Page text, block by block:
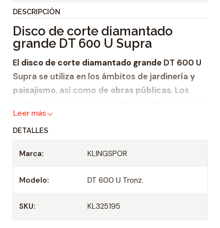
i
d
a
d
DESCRIPCIÓN
Disco de corte diamantado
grande DT 600 U Supra
El disco de corte diamantado grandeDT 600 U
Supra se utiliza en los ámbitos de jardinería y
paisajismo, así como de obras públicas. Los
tan potente como fiable. El uso de diamantes
de alta calidad y otras materias primas valiosas
junto con una excelente relación de precio y
Leer más
DETALLES
Marca: KLINGSPOR
Modelo: DT 600 U Tronz.
SKU: KL325195